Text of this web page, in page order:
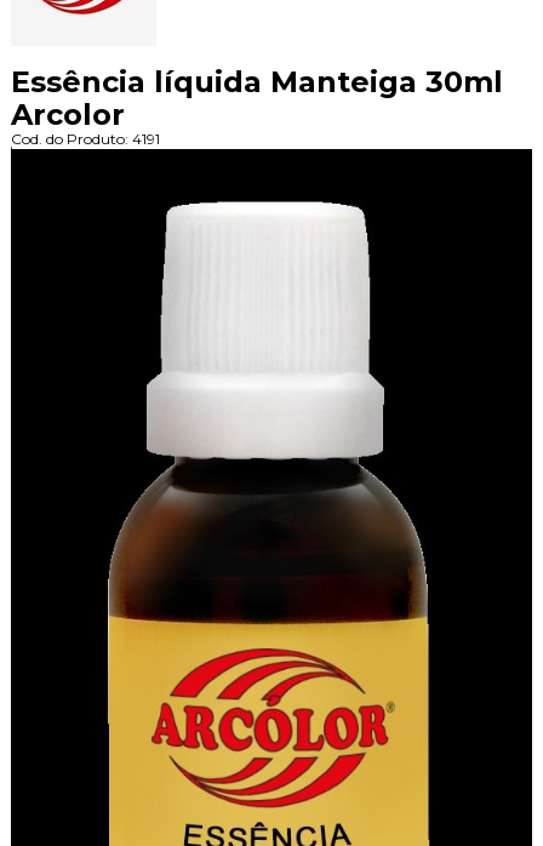
Essência líquida Manteiga 30ml
Arcolor
Cod. do Produto: 4191